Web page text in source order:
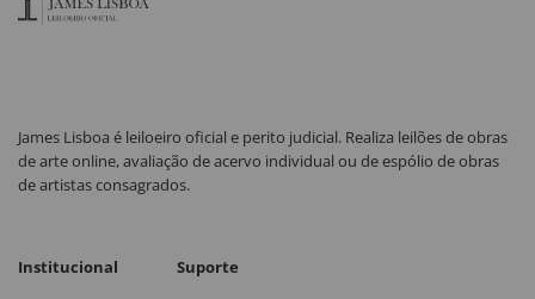
James Lisboa é leiloeiro oficial e perito judicial. Realiza leilões de obras
de arte online, avaliação de acervo individual ou de espólio de obras
de artistas consagrados.
Institucional Suporte